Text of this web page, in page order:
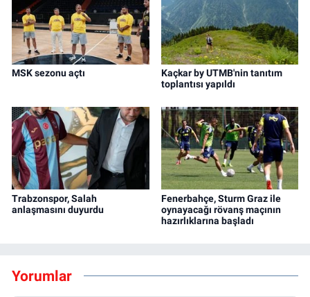
MSK sezonu açtı
Kaçkar by UTMB'nin tanıtım
toplantısı yapıldı
Trabzonspor, Salah
anlaşmasını duyurdu
Fenerbahçe, Sturm Graz ile
oynayacağı rövanş maçının
hazırlıklarına başladı
Yorumlar